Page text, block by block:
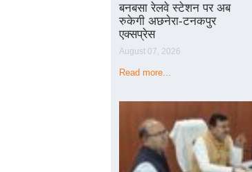
बनबसा रेलवे स्टेशन पर अब
रुकेगी अछनेरा-टनकपुर
एक्सप्रेस
August 07, 2026
Read more...